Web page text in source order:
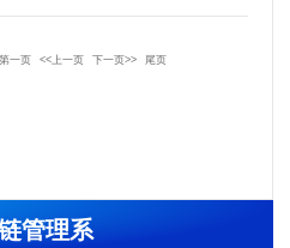
管理系
第一页 <<上一页 下一页>> 尾页